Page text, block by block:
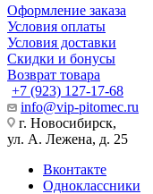
Оформление заказа
Условия оплаты
Условия доставки
Скидки и бонусы
Возврат товара
+7 (923) 127-17-68
info@vip-pitomec.ru
г. Новосибирск,
ул. А. Лежена, д. 25
Вконтакте
Одноклассники